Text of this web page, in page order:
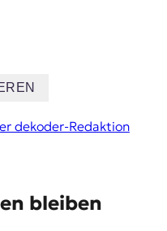
dekoder-Redaktion
bleiben